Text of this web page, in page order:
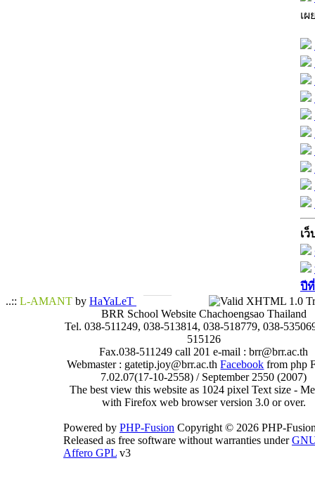
เ
เว็
ปี
..:: L-AMANT by HaYaLeT
BRR School Website Chachoengsao Thailand
Tel. 038-511249, 038-513814, 038-518779, 038-
515126
Fax.038-511249 call 201 e-mail : brr@brr.ac.th
Webmaster : gatetip.joy@brr.ac.thFacebook from php
7.02.07(17-10-2558) / September 2550 (2007)
The best view this website as 1024 pixel Text size -
with Firefox web browser version 3.0 or over.
Powered by PHP-Fusion Copyright © 2026 PHP-
Released as free software without warranties under
Affero GPL v3